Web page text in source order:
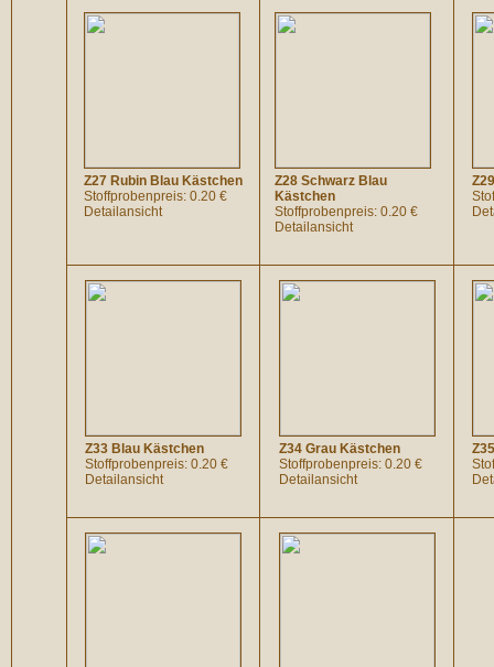
Z27 Rubin Blau Kästchen
Stoffprobenpreis: 0.20 €
Detailansicht
Z28 Schwarz Blau
Kästchen
Stoffprobenpreis: 0.20 €
Detailansicht
Z33 Blau Kästchen
Stoffprobenpreis: 0.20 €
Detailansicht
Z34 Grau Kästchen
Stoffprobenpreis: 0.20 €
Detailansicht